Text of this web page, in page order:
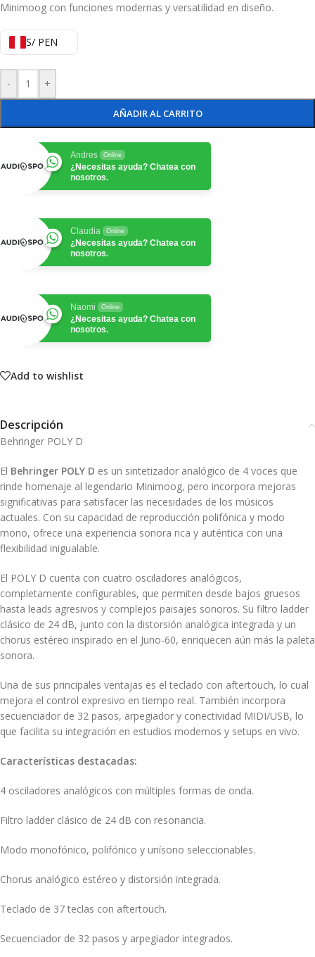
Minimoog con funciones modernas y versatilidad en diseño.
S/ PEN
- +
AÑADIR AL CARRITO
Andres Online
¿Necesitas ayuda? Chatea con
nosotros.
Claudia Online
¿Necesitas ayuda? Chatea con
nosotros.
Naomi Online
¿Necesitas ayuda? Chatea con
nosotros.
Add to wishlist
Descripción
Behringer POLY D
El Behringer POLY D es un sintetizador analógico de 4 voces que
rinde homenaje al legendario Minimoog, pero incorpora mejoras
significativas para satisfacer las necesidades de los músicos
actuales. Con su capacidad de reproducción polifónica y modo
mono, ofrece una experiencia sonora rica y auténtica con una
flexibilidad inigualable.
El POLY D cuenta con cuatro osciladores analógicos,
completamente configurables, que permiten desde bajos gruesos
hasta leads agresivos y complejos paisajes sonoros. Su filtro ladder
clásico de 24 dB, junto con la distorsión analógica integrada y un
chorus estéreo inspirado en el Juno-60, enriquecen aún más la paleta
sonora.
Una de sus principales ventajas es el teclado con aftertouch, lo cual
mejora el control expresivo en tiempo real. También incorpora
secuenciador de 32 pasos, arpegiador y conectividad MIDI/USB, lo
que facilita su integración en estudios modernos y setups en vivo.
Características destacadas:
4 osciladores analógicos con múltiples formas de onda.
Filtro ladder clásico de 24 dB con resonancia.
Modo monofónico, polifónico y unísono seleccionables.
Chorus analógico estéreo y distorsión integrada.
Teclado de 37 teclas con aftertouch.
Secuenciador de 32 pasos y arpegiador integrados.